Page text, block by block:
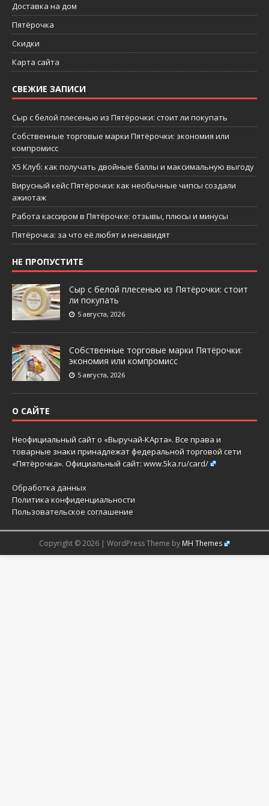
Доставка на дом
Пятёрочка
Скидки
Карта сайта
СВЕЖИЕ ЗАПИСИ
Сыр с белой плесенью из Пятёрочки: стоит ли покупать
Собственные торговые марки Пятёрочки: экономия или
компромисс
X5 Клуб: как получать двойные баллы и максимальную выгоду
Вирусный кейс Пятёрочки: как необычные чипсы создали
ажиотаж
Работа кассиром в Пятёрочке: отзывы, плюсы и минусы
Пятёрочка: за что её любят и ненавидят
НЕ ПРОПУСТИТЕ
Сыр с белой плесенью из Пятёрочки: стоит
ли покупать
5 августа, 2026
Собственные торговые марки Пятёрочки:
экономия или компромисс
5 августа, 2026
О САЙТЕ
Неофициальный сайт о «Выручай-КАрта». Все права и
товарные знаки принадлежат федеральной торговой сети
«Пятёрочка». Официальный сайт: www.5ka.ru/card/
Обработка данных
Политика конфиденциальности
Пользовательское соглашение
Copyright © 2026 | WordPress Theme by MH Themes